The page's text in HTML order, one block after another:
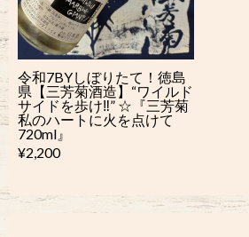
令和7BYしぼりたて！徳島
県【三芳菊酒造】“ワイルド
サイドを歩け‼︎” ☆『三芳菊
私のハートに火を点けて
720ml』
¥2,200